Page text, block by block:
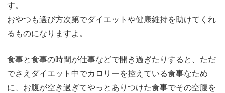
す。
おやつも選び方次第でダイエットや健康維持を助けてくれ
るものになりますよ。
食事と食事の時間が仕事などで開き過ぎたりすると、ただ
でさえダイエット中でカロリーを控えている食事なため
に、お腹が空き過ぎてやっとありつけた食事でその空腹を